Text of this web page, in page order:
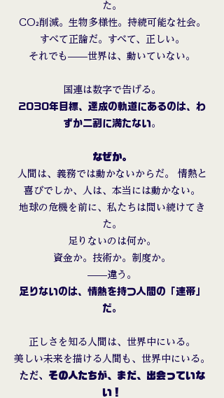
た。
CO₂削減。生物多様性。持続可能な社会。
すべて正論だ。すべて、正しい。
それでも——世界は、動いていない。
国連は数字で告げる。
2030年目標、達成の軌道にあるのは、わ
ずか二割に満たない。
なぜか。
人間は、義務では動かないからだ。 情熱と
喜びでしか、人は、本当には動かない。
地球の危機を前に、私たちは問い続けてき
た。
足りないのは何か。
資金か。技術か。制度か。
——違う。
足りないのは、情熱を持つ人間の「連帯」
だ。
正しさを知る人間は、世界中にいる。
美しい未来を描ける人間も、世界中にいる。
ただ、 その人たちが、まだ、出会っていな
い！